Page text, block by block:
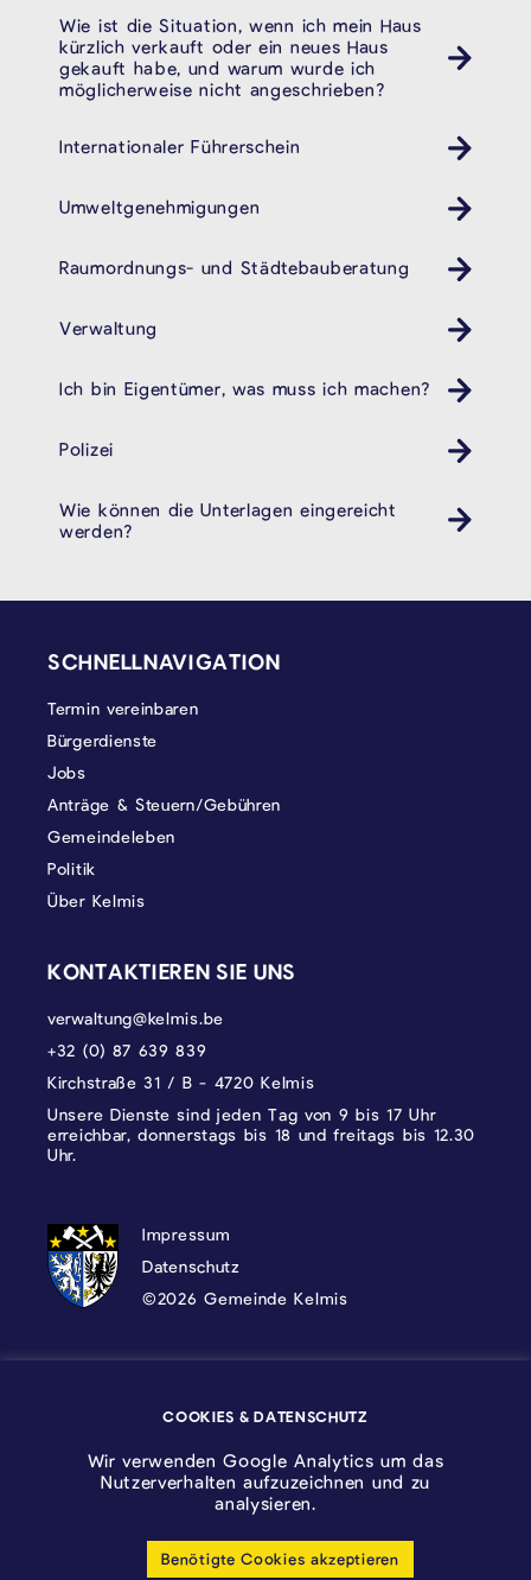
Wie ist die Situation, wenn ich mein Haus
kürzlich verkauft oder ein neues Haus
gekauft habe, und warum wurde ich
möglicherweise nicht angeschrieben?
Internationaler Führerschein
Umweltgenehmigungen
Raumordnungs- und Städtebauberatung
Verwaltung
Ich bin Eigentümer, was muss ich machen?
Polizei
Revier
Wie können die Unterlagen eingereicht
werden?
SCHNELLNAVIGATION
Termin vereinbaren
Bürgerdienste
Jobs
Anträge & Steuern/Gebühren
Gemeindeleben
Politik
Über Kelmis
KONTAKTIEREN SIE UNS
verwaltung@kelmis.be
+32 (0) 87 639 839
Kirchstraße 31 / B - 4720 Kelmis
Unsere Dienste sind jeden Tag von 9 bis 17 Uhr
erreichbar, donnerstags bis 18 und freitags bis 12.30
Uhr.
DATENSCHUTZ, IMPRESSUM UND
Impressum
Datenschutz
©2026 Gemeinde Kelmis
Cookie-Einstellungen anpassen
COOKIES & DATENSCHUTZ
Wir verwenden Google Analytics um das
Nutzerverhalten aufzuzeichnen und zu
analysieren.
Benötigte Cookies akzeptieren